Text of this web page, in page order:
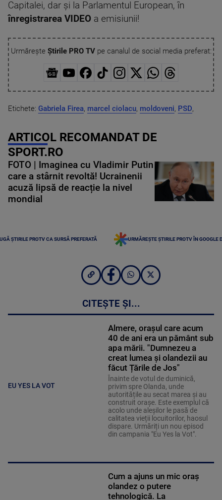
Capitalei, dar și la Parlamentul European, în
înregistrarea VIDEO a emisiunii!
Urmărește Știrile PRO TVpe canalul de social media preferat:
Etichete: Gabriela Firea, marcel ciolacu, moldoveni, PSD,
ARTICOL RECOMANDAT DE
SPORT.RO
FOTO | Imaginea cu Vladimir Putin
care a stârnit revoltă! Ucrainenii
acuză lipsă de reacție la nivel
mondial
ȘTIRILE PROTV CA SURSĂ PREFERATĂ URMĂREȘTE ȘTIRILE PROTV ÎN GOOGLE
CITEȘTE ȘI...
EU YES LA VOT
Almere, orașul care acum
40 de ani era un pământ sub
apa mării. "Dumnezeu a
creat lumea și olandezii au
făcut Țările de Jos"
Înainte de votul de duminică,
privim spre Olanda, unde
autoritățile au secat marea și au
construit orașe. Este exemplul că
acolo unde aleșilor le pasă de
calitatea vieții locuitorilor, haosul
dispare. Urmăriți un nou episod
din campania "Eu Yes la Vot".
Cum a ajuns un mic oraș
olandez o putere
tehnologică. La